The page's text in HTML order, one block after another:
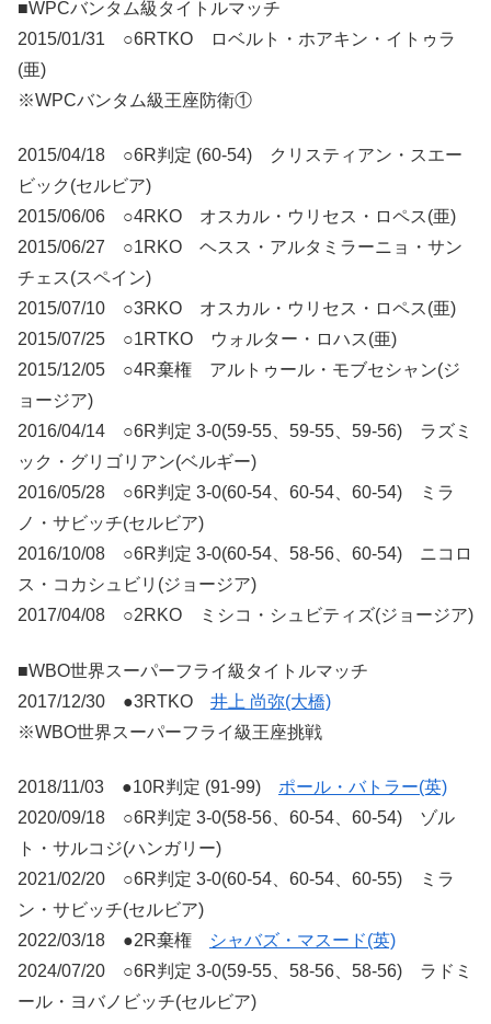
■WPCバンタム級タイトルマッチ
2015/01/31 ○6RTKO ロベルト・ホアキン・イトゥラ
(亜)
※WPCバンタム級王座防衛①
2015/04/18 ○6R判定 (60-54) クリスティアン・スエー
ビック(セルビア)
2015/06/06 ○4RKO オスカル・ウリセス・ロペス(亜)
2015/06/27 ○1RKO ヘスス・アルタミラーニョ・サン
チェス(スペイン)
2015/07/10 ○3RKO オスカル・ウリセス・ロペス(亜)
2015/07/25 ○1RTKO ウォルター・ロハス(亜)
2015/12/05 ○4R棄権 アルトゥール・モブセシャン(ジ
ョージア)
2016/04/14 ○6R判定 3-0(59-55、59-55、59-56) ラズミ
ック・グリゴリアン(ベルギー)
2016/05/28 ○6R判定 3-0(60-54、60-54、60-54) ミラ
ノ・サビッチ(セルビア)
2016/10/08 ○6R判定 3-0(60-54、58-56、60-54) ニコロ
ス・コカシュビリ(ジョージア)
2017/04/08 ○2RKO ミシコ・シュビティズ(ジョージア)
■WBO世界スーパーフライ級タイトルマッチ
2017/12/30 ●3RTKO 井上 尚弥(大橋)
※WBO世界スーパーフライ級王座挑戦
2018/11/03 ●10R判定 (91-99) ポール・バトラー(英)
2020/09/18 ○6R判定 3-0(58-56、60-54、60-54) ゾル
ト・サルコジ(ハンガリー)
2021/02/20 ○6R判定 3-0(60-54、60-54、60-55) ミラ
ン・サビッチ(セルビア)
2022/03/18 ●2R棄権
シャバズ・マスード(英)
2024/07/20 ○6R判定 3-0(59-55、58-56、58-56) ラドミ
ール・ヨバノビッチ(セルビア)